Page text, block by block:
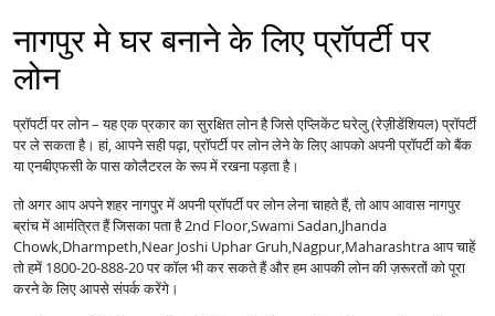
नागपुर मे घर बनाने के लिए प्रॉपर्टी पर
लोन
प्रॉपर्टी पर लोन – यह एक प्रकार का सुरक्षित लोन है जिसे एप्लिकेंट घरेलु (रेज़ीडेंशियल) प्रॉपर्टी
पर ले सकता है। हां, आपने सही पढ़ा, प्रॉपर्टी पर लोन लेने के लिए आपको अपनी प्रॉपर्टी को बैंक
या एनबीएफसी के पास कोलैटरल के रूप में रखना पड़ता है।
तो अगर आप अपने शहर नागपुर में अपनी प्रॉपर्टी पर लोन लेना चाहते हैं, तो आप आवास नागपुर
ब्रांच में आमंत्रित हैं जिसका पता है 2nd Floor,Swami Sadan,Jhanda
Chowk,Dharmpeth,Near Joshi Uphar Gruh,Nagpur,Maharashtra आप चाहें
तो हमें 1800-20-888-20 पर कॉल भी कर सकते हैं और हम आपकी लोन की ज़रूरतों को पूरा
करने के लिए आपसे संपर्क करेंगे।